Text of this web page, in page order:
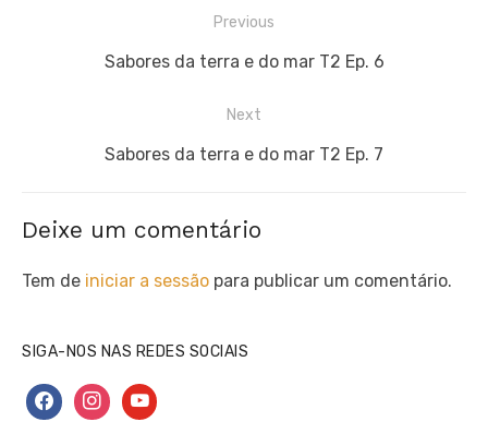
Previous
Previous
Sabores da terra e do mar T2 Ep. 6
Next
Next
Sabores da terra e do mar T2 Ep. 7
Deixe um comentário
Tem de iniciar a sessão para publicar um comentário.
SIGA-NOS NAS REDES SOCIAIS
facebookinstagramyoutube